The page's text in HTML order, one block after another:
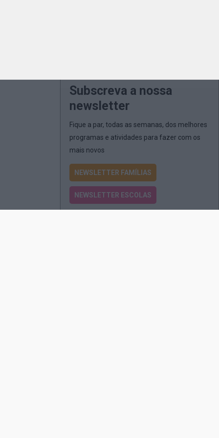
Subscreva a nossa
newsletter
Fique a par, todas as semanas, dos melhores
programas e atividades para fazer com os
mais novos
NEWSLETTER FAMÍLIAS
NEWSLETTER ESCOLAS